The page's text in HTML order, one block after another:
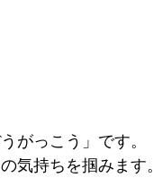
がっこう」です。
気持ちを掴みます。